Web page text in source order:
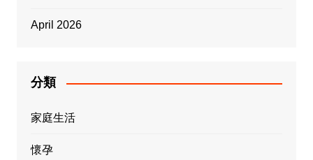
April 2026
分類
家庭生活
懷孕